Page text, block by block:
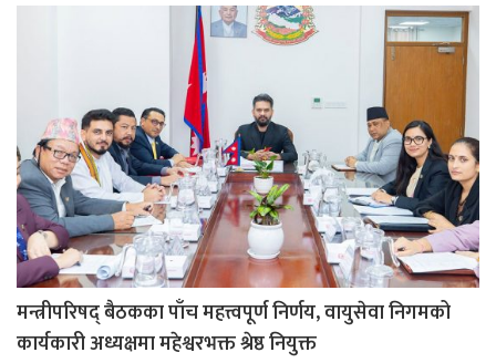
मन्त्रीपरिषद् बैठकका पाँच महत्त्वपूर्ण निर्णय, वायुसेवा निगमको
कार्यकारी अध्यक्षमा महेश्वरभक्त श्रेष्ठ नियुक्त